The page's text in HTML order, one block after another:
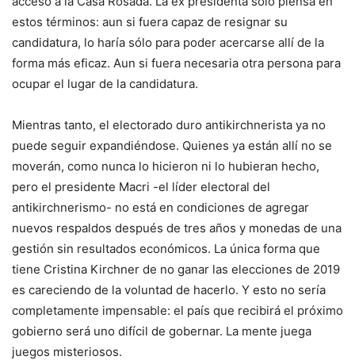
estos términos: aun si fuera capaz de resignar su
candidatura, lo haría sólo para poder acercarse allí de la
forma más eficaz. Aun si fuera necesaria otra persona para
ocupar el lugar de la candidatura.
Mientras tanto, el electorado duro antikirchnerista ya no
puede seguir expandiéndose. Quienes ya están allí no se
moverán, como nunca lo hicieron ni lo hubieran hecho,
pero el presidente Macri -el líder electoral del
antikirchnerismo- no está en condiciones de agregar
nuevos respaldos después de tres años y monedas de una
gestión sin resultados económicos. La única forma que
tiene Cristina Kirchner de no ganar las elecciones de 2019
es careciendo de la voluntad de hacerlo. Y esto no sería
completamente impensable: el país que recibirá el próximo
gobierno será uno difícil de gobernar. La mente juega
juegos misteriosos.